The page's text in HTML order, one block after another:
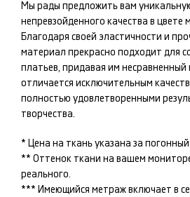
Мы рады предложить вам
непревзойденного качества в цвете
Благодаря своей эластичности и
материал прекрасно подходит для
платьев, придавая им
отличается исключительным
полностью удовлетворенными
творчества.
* Цена на ткань указана за
** Оттенок ткани на вашем
реального.
*** Имеющийся метраж включает в